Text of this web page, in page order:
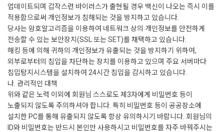
업데이트되며 갑작스런 바이러스가 출현될 경우 백신이 나오는 즉시 이를
적용함으로써 개인정보가 침해되는 것을 방지하고 있습니다.
당사는 암호알고리즘을 이용하여 네트워크 상의 개인정보를 안전하게
전송할 수 있는 보안장치(SSL 또는 SET)를 채택하고 있습니다.
해킹 등에 의해 귀하의 개인정보가 유출되는 것을 방지하기 위하여,
외부로부터의 침입을 차단하는 장치를 이용하고 있으며 주요 서버마다
침입탐지시스템을 설치하여 24시간 침입을 감시하고 있습니다.
나. 관리적인 대책
위와 같은 노력 이외에 회원님 스스로도 제3자에게 비밀번호 등이
노출되지 않도록 주의하셔야 합니다. 특히 비밀번호 등이 공공장소에
설치한 PC를 통해 유출되지 않도록 항상 유의하시기 바랍니다. 회원님의
ID와 비밀번호는 반드시 본인만 사용하시고 비밀번호를 자주 바꿔주시는